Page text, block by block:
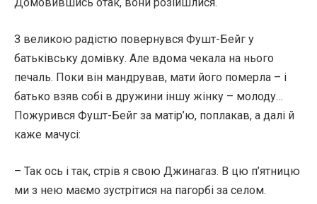
З великою радістю повернувся Фушт-Бейг у
батьківську домівку. Але вдома чекала на нього
печаль. Поки він мандрував, мати його померла – і
батько взяв собі в дружини іншу жінку – молоду…
Пожурився Фушт-Бейг за матір’ю, поплакав, а далі й
каже мачусі:
– Так ось і так, стрів я свою Джинагаз. В цю п’ятницю
ми з нею маємо зустрітися на пагорбі за селом.